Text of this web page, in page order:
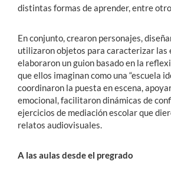
distintas formas de aprender, entre
En conjunto, crearon personajes,
utilizaron objetos para caracterizar las
elaboraron un guion basado en la
que ellos imaginan como una “escuela
coordinaron la puesta en escena,
emocional, facilitaron dinámicas de
ejercicios de mediación escolar que
relatos audiovisuales.
A las aulas desde el pregrado